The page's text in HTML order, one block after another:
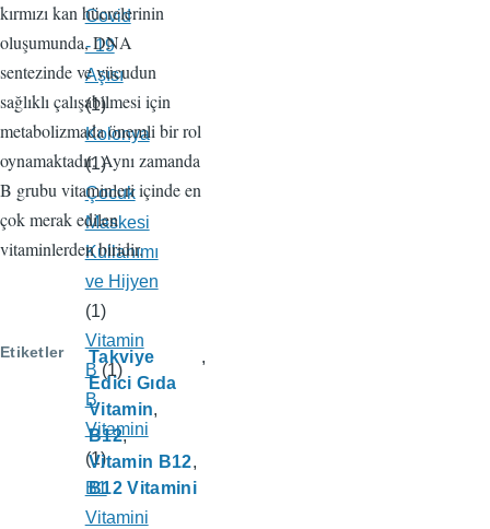
kırmızı kan hücrelerinin
oluşumunda, DNA
sentezinde ve vücudun
sağlıklı çalışabilmesi için
metabolizmada önemli bir rol
oynamaktadır. Aynı zamanda
B grubu vitaminleri içinde en
çok merak edilen
vitaminlerden biridir.
Etiketler
Takviye
Edici Gıda
Vitamin
B12
Vitamin B12
B12 Vitamini
Covid
- 19
Aşısı
(1)
Kolonya
(1)
Çocuk
Maskesi
Kullanımı
ve Hijyen
(1)
Vitamin
B (1)
B
Vitamini
(1)
B1
Vitamini